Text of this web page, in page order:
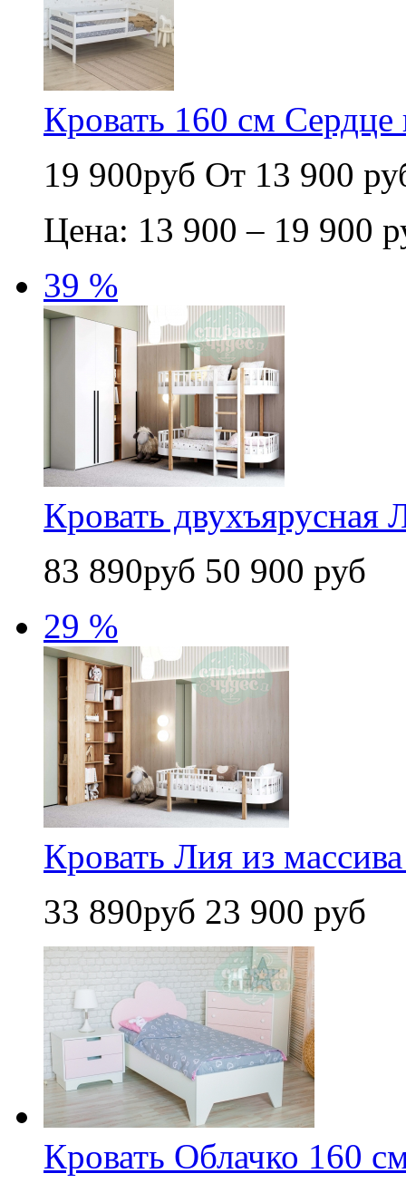
Кровать 160 см Сердце
19 900руб От 13 900
Цена: 13 900 – 19 900
39 %
Кровать двухъярусная
83 890руб 50 900 руб
29 %
Кровать Лия из
33 890руб 23 900 руб
Кровать Облачко 160